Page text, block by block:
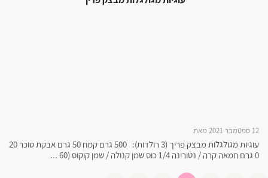
12 ספטמבר 2021 מאת
עוגיות מגולגלות מבצק פריך (3 רולדות): 500 גרם קמח 50 גרם אבקת סוכר 20
0 גרם חמאה קרה / נטורינה 1/4 כוס שמן קנולה / שמן קוקוס (60 ...